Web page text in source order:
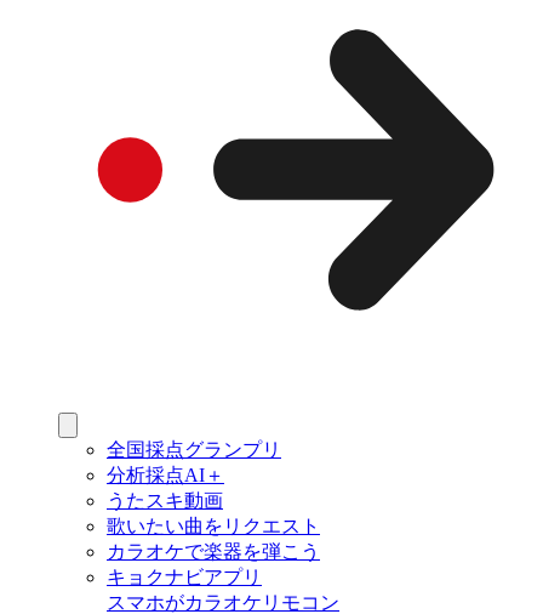
全国採点グランプリ
分析採点AI＋
うたスキ動画
歌いたい曲をリクエスト
カラオケで楽器を弾こう
キョクナビアプリ
スマホがカラオケリモコン